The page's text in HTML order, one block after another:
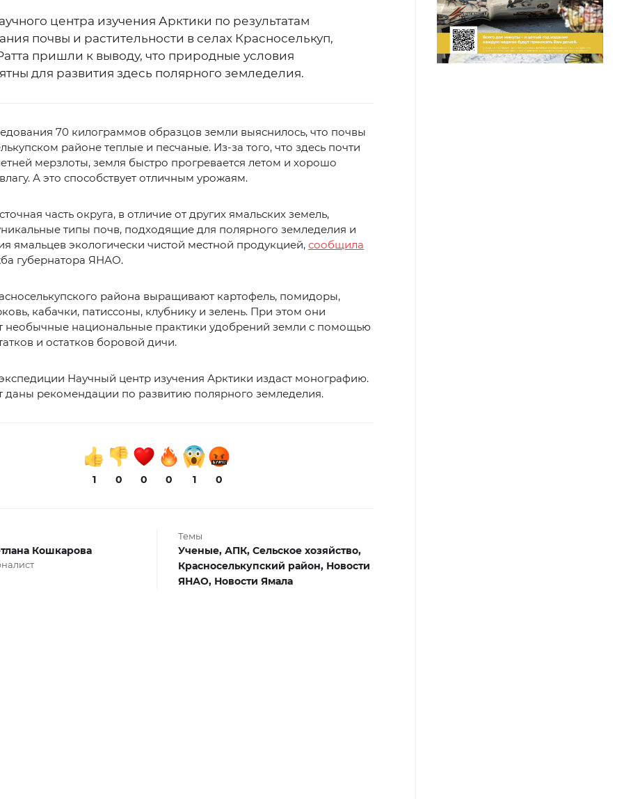
центра изучения Арктики по результатам
почвы и растительности в селах Красноселькуп,
пришли к выводу, что природные условия
для развития здесь полярного земледелия.
70 килограммов образцов земли выяснилось, что почвы
районе теплые и песчаные. Из-за того, что здесь почти
мерзлоты, земля быстро прогревается летом и хорошо
А это способствует отличным урожаям.
часть округа, в отличие от других ямальских земель,
типы почв, подходящие для полярного земледелия и
ямальцев экологически чистой местной продукцией, сообщила
губернатора ЯНАО.
района выращивают картофель, помидоры,
кабачки, патиссоны, клубнику и зелень. При этом они
необычные национальные практики удобрений земли с помощью
и остатков боровой дичи.
Научный центр изучения Арктики издаст монографию.
даны рекомендации по развитию полярного земледелия.
1 0 0 0 1 0
Кошкарова
Темы
Ученые, АПК, Сельское хозяйство,
Красноселькупский район, Новости
ЯНАО, Новости Ямала